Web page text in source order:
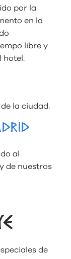
por la
en la
libre y
hotel.
la ciudad.
al
de nuestros
de